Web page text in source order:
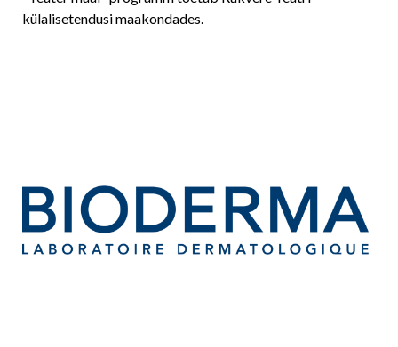
külalisetendusi maakondades.